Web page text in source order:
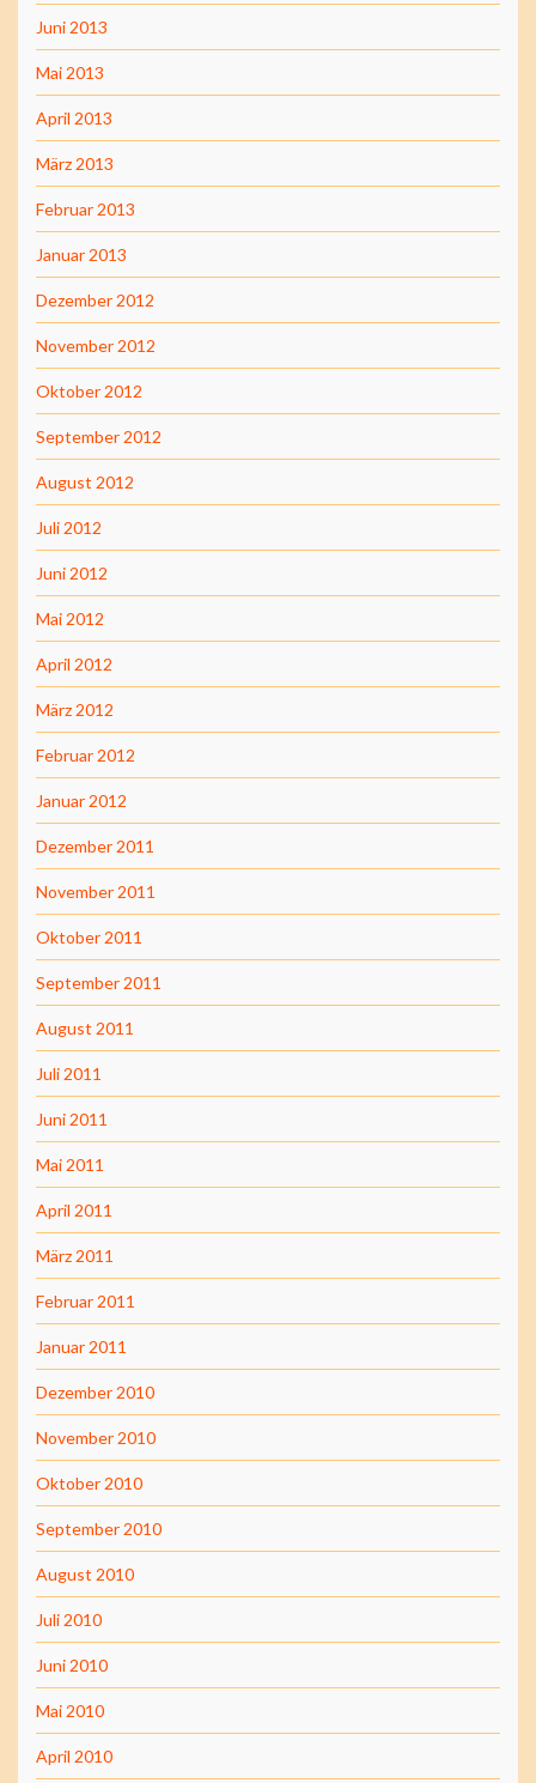
Juni 2013
Mai 2013
April 2013
März 2013
Februar 2013
Januar 2013
Dezember 2012
November 2012
Oktober 2012
September 2012
August 2012
Juli 2012
Juni 2012
Mai 2012
April 2012
März 2012
Februar 2012
Januar 2012
Dezember 2011
November 2011
Oktober 2011
September 2011
August 2011
Juli 2011
Juni 2011
Mai 2011
April 2011
März 2011
Februar 2011
Januar 2011
Dezember 2010
November 2010
Oktober 2010
September 2010
August 2010
Juli 2010
Juni 2010
Mai 2010
April 2010